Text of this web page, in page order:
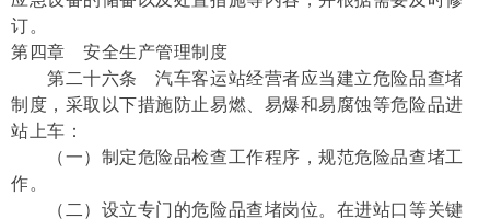
订。
第四章 安全生产管理制度
第二十六条 汽车客运站经营者应当建立危险品查堵
制度，采取以下措施防止易燃、易爆和易腐蚀等危险品进
站上车：
（一）制定危险品检查工作程序，规范危险品查堵工
作。
（二）设立专门的危险品查堵岗位。在进站口等关键